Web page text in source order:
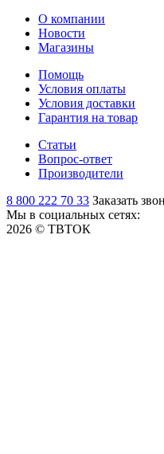
О компании
Новости
Магазины
Помощь
Условия оплаты
Условия доставки
Гарантия на товар
Статьи
Вопрос-ответ
Производители
8 800 222 70 33 Заказать
Мы в социальных сетях:
2026 © ТВТОК